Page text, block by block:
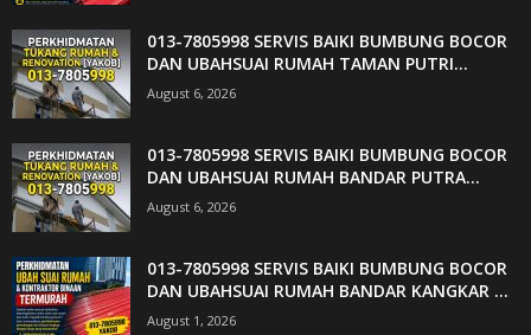
013-7805998 SERVIS BAIKI BUMBUNG BOCOR
DAN UBAHSUAI RUMAH TAMAN PUTRI...
August 6, 2026
013-7805998 SERVIS BAIKI BUMBUNG BOCOR
DAN UBAHSUAI RUMAH BANDAR PUTRA...
August 6, 2026
013-7805998 SERVIS BAIKI BUMBUNG BOCOR
DAN UBAHSUAI RUMAH BANDAR KANGKAR ...
August 1, 2026